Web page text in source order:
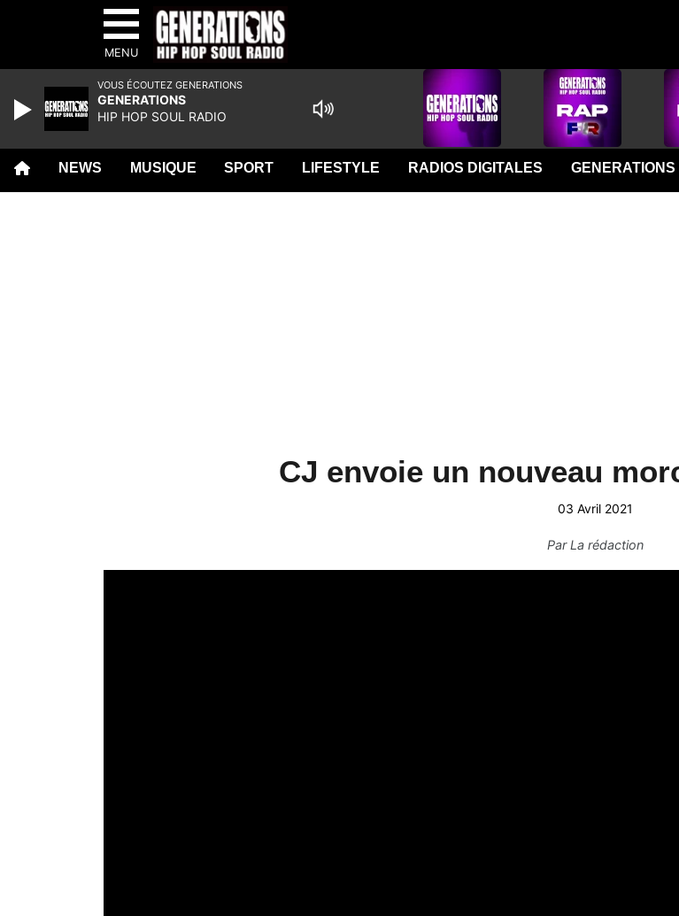
MENU
NEWS MUSIQUE SPORT LIFESTYLE RADIOS DIGITALES GENERATIONS
CJ envoie un nouveau
03 Avril 2021
ParLa rédaction
VOUS ÉCOUTEZ GENERATIONS
GENERATIONS
HIP HOP SOUL RADIO